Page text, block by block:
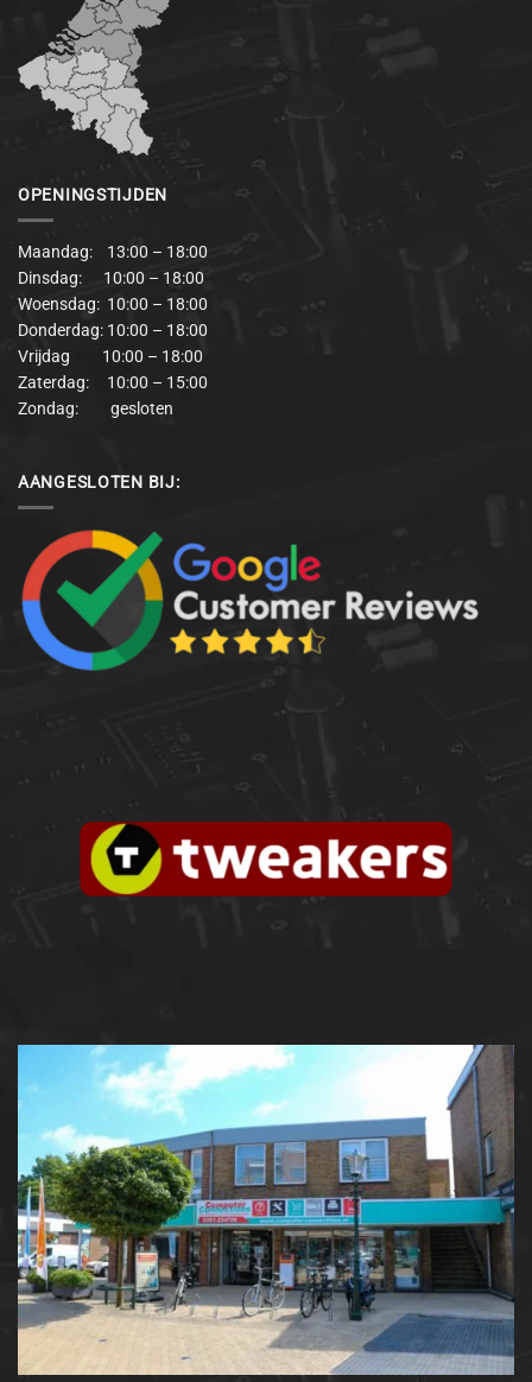
OPENINGSTIJDEN
Maandag: 13:00 – 18:00
Dinsdag: 10:00 – 18:00
Woensdag: 10:00 – 18:00
Donderdag: 10:00 – 18:00
Vrijdag 10:00 – 18:00
Zaterdag: 10:00 – 15:00
Zondag: gesloten
AANGESLOTEN BIJ: